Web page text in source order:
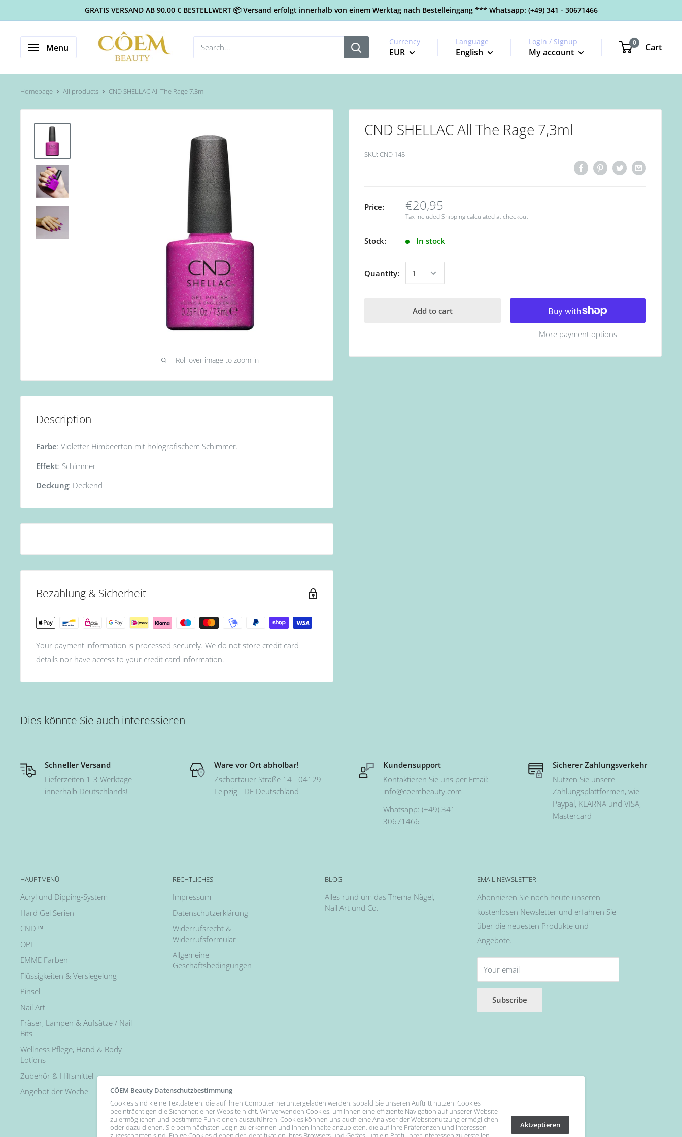
GRATIS VERSAND AB 90,00 € BESTELLWERT 📦 Versand erfolgt innerhalb von einem Werktag nach Bestelleingang *** Whatsapp: (+49) 341 - 30671466
Menu
Currency
EUR
Language
English
Login / Signup
My account
0 Cart
Homepage All products CND SHELLAC All The Rage 7,3ml
Roll over image to zoom in
CND SHELLAC All The Rage 7,3ml
SKU: CND 145
Price: €20,95
Tax included Shipping calculated at checkout
Stock: In stock
Quantity:
Add to cart
More payment options
Description
Farbe: Violetter Himbeerton mit holografischem Schimmer.
Effekt: Schimmer
Deckung: Deckend
Bezahlung & Sicherheit
Your payment information is processed securely. We do not store credit card
details nor have access to your credit card information.
Dies könnte Sie auch interessieren
Schneller Versand
Lieferzeiten 1-3 Werktage
innerhalb Deutschlands!
Ware vor Ort abholbar!
Zschortauer Straße 14 - 04129
Leipzig - DE Deutschland
Kundensupport
Kontaktieren Sie uns per Email:
info@coembeauty.com
Whatsapp: (+49) 341 -
30671466
Sicherer Zahlungsverkehr
Nutzen Sie unsere
Zahlungsplattformen, wie
Paypal, KLARNA und VISA,
Mastercard
HAUPTMENÜ
Acryl und Dipping-System
Hard Gel Serien
CND™
OPI
EMME Farben
Flüssigkeiten & Versiegelung
Pinsel
Nail Art
Fräser, Lampen & Aufsätze / Nail
Bits
Wellness Pflege, Hand & Body
Lotions
Zubehör & Hilfsmittel
Angebot der Woche
RECHTLICHES
Impressum
Datenschutzerklärung
Widerrufsrecht &
Widerrufsformular
Allgemeine
Geschäftsbedingungen
BLOG
Alles rund um das Thema Nägel,
Nail Art und Co.
EMAIL NEWSLETTER
Abonnieren Sie noch heute unseren
kostenlosen Newsletter und erfahren Sie
über die neuesten Produkte und
Angebote.
Your email
Subscribe
CÔEM Beauty Datenschutzbestimmung
Cookies sind kleine Textdateien, die auf Ihren Computer heruntergeladen werden, sobald Sie unseren Auftritt nutzen. Cookies
beeinträchtigen die Sicherheit einer Website nicht. Wir verwenden Cookies, um Ihnen eine effiziente Navigation auf unserer Website
zu ermöglichen und bestimmte Funktionen auszuführen. Cookies können uns auch eine Analyser der Websitenutzung ermöglichen
oder dazu dienen, Sie beim nächsten Login zu erkennen und Ihnen Inhalte anzubieten, die auf Ihre Präferenzen und Interessen
Aktzeptieren